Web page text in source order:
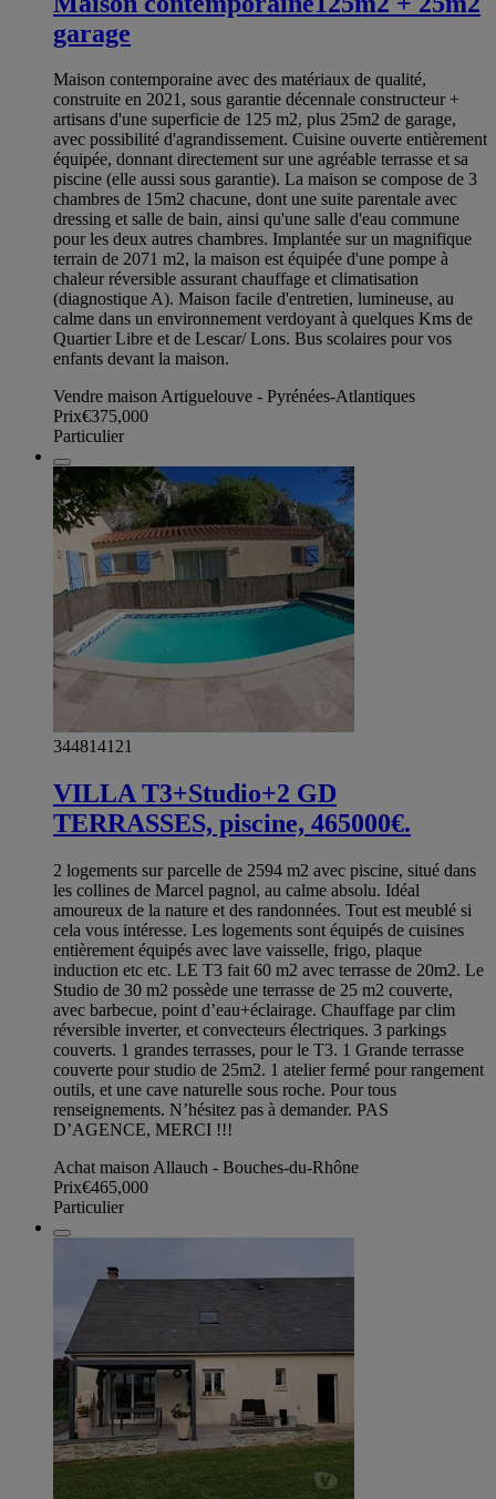
garage
Maison contemporaine avec des matériaux de qualité,
construite en 2021, sous garantie décennale constructeur +
artisans d'une superficie de 125 m2, plus 25m2 de garage,
avec possibilité d'agrandissement. Cuisine ouverte entièrement
équipée, donnant directement sur une agréable terrasse et sa
piscine (elle aussi sous garantie). La maison se compose de 3
chambres de 15m2 chacune, dont une suite parentale avec
dressing et salle de bain, ainsi qu'une salle d'eau commune
pour les deux autres chambres. Implantée sur un magnifique
terrain de 2071 m2, la maison est équipée d'une pompe à
chaleur réversible assurant chauffage et climatisation
(diagnostique A). Maison facile d'entretien, lumineuse, au
calme dans un environnement verdoyant à quelques Kms de
Quartier Libre et de Lescar/ Lons. Bus scolaires pour vos
enfants devant la maison.
Vendre maison Artiguelouve - Pyrénées-Atlantiques
Prix€375,000
Particulier
344814121
VILLA T3+Studio+2 GD
TERRASSES, piscine, 465000€.
2 logements sur parcelle de 2594 m2 avec piscine, situé dans
les collines de Marcel pagnol, au calme absolu. Idéal
amoureux de la nature et des randonnées. Tout est meublé si
cela vous intéresse. Les logements sont équipés de cuisines
entièrement équipés avec lave vaisselle, frigo, plaque
induction etc etc. LE T3 fait 60 m2 avec terrasse de 20m2. Le
Studio de 30 m2 possède une terrasse de 25 m2 couverte,
avec barbecue, point d’eau+éclairage. Chauffage par clim
réversible inverter, et convecteurs électriques. 3 parkings
couverts. 1 grandes terrasses, pour le T3. 1 Grande terrasse
couverte pour studio de 25m2. 1 atelier fermé pour rangement
outils, et une cave naturelle sous roche. Pour tous
renseignements. N’hésitez pas à demander. PAS
D’AGENCE, MERCI !!!
Achat maison Allauch - Bouches-du-Rhône
Prix€465,000
Particulier